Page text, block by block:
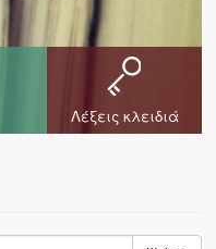
Λέξεις κλειδιά